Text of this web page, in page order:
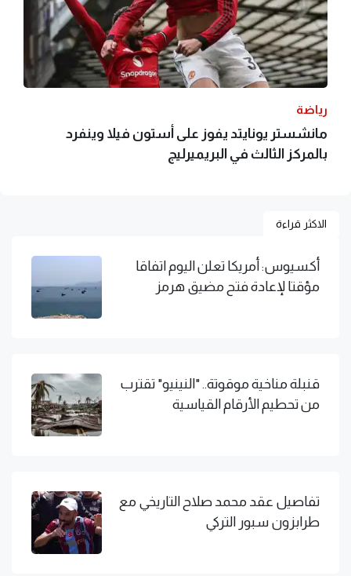
رياضة
مانشستر يونايتد يفوز على أستون فيلا وينفرد
بالمركز الثالث في البريميرليج
الاكثر قراءة
أكسيوس: أمريكا تعلن اليوم اتفاقا
مؤقتا لإعادة فتح مضيق هرمز
قنبلة مناخية موقوتة.. "النينيو" تقترب
من تحطيم الأرقام القياسية
تفاصيل عقد محمد صلاح التاريخي مع
طرابزون سبور التركي